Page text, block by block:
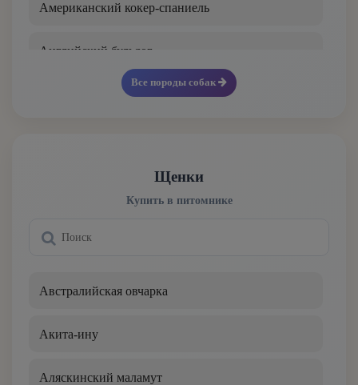
Американский кокер-спаниель
Английский бульдог
Английский кокер-спаниель
Все породы собак
Щенки
Купить в питомнике
Австралийская овчарка
Акита-ину
Аляскинский маламут